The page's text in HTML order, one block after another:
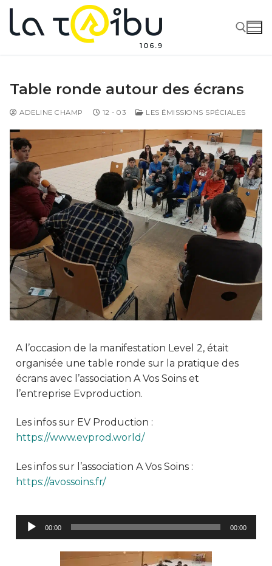
Table ronde autour des écrans
ADELINE CHAMP 12 - 03 LES ÉMISSIONS SPÉCIALES
A l’occasion de la manifestation Level 2, était
organisée une table ronde sur la pratique des
écrans avec l’association A Vos Soins et
l’entreprise Evproduction.
Les infos sur EV Production :
https://www.evprod.world/
Les infos sur l’association A Vos Soins :
https://avossoins.fr/
Lecteur
audio
00:00 00:00